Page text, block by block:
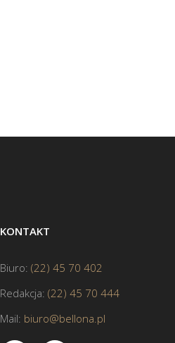
KONTAKT
Biuro: (22) 45 70 402
Redakcja: (22) 45 70 444
Mail: biuro@bellona.pl